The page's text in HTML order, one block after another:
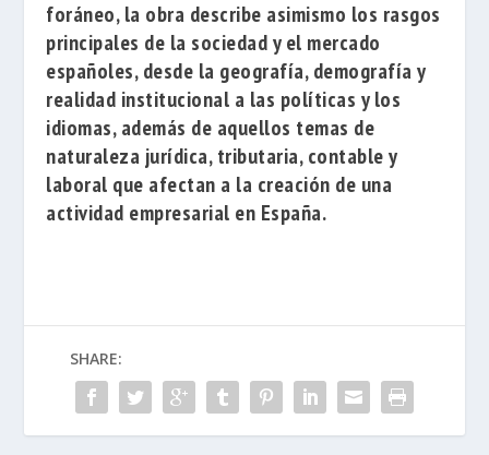
foráneo, la obra describe asimismo los rasgos
principales de la sociedad y el mercado
españoles, desde la geografía, demografía y
realidad institucional a las políticas y los
idiomas, además de aquellos temas de
naturaleza jurídica, tributaria, contable y
laboral que afectan a la creación de una
actividad empresarial en España.
SHARE: